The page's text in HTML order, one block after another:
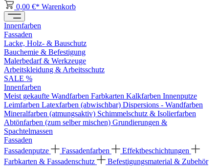
0,00 €* Warenkorb
Innenfarben
Fassaden
Lacke, Holz- & Bauschutz
Bauchemie & Befestigung
Malerbedarf & Werkzeuge
Arbeitskleidung & Arbeitsschutz
SALE %
Innenfarben
Meist gekaufte Wandfarben Farbkarten Kalkfarben Innenputze
Leimfarben Latexfarben (abwischbar) Dispersions - Wandfarben
Mineralfarben (atmungsaktiv) Schimmelschutz & Isolierfarben
Abtönfarben (zum selber mischen) Grundierungen &
Spachtelmassen
Fassaden
Fassadenputze
Fassadenfarben
Effektbeschichtungen
Farbkarten & Fassadenschutz
Befestigungsmaterial & Zubehör